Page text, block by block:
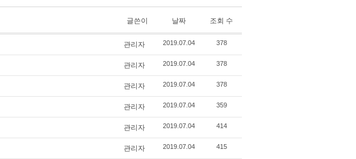
글쓴이 날짜 조회 수
관리자 2019.07.04 378
관리자 2019.07.04 378
관리자 2019.07.04 378
관리자 2019.07.04 359
관리자 2019.07.04 414
관리자 2019.07.04 415